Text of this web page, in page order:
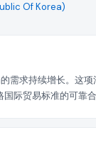
的贸易就绪条
?
获取高级买家联
Of Korea)
需求持续增长。这
际贸易标准的可靠